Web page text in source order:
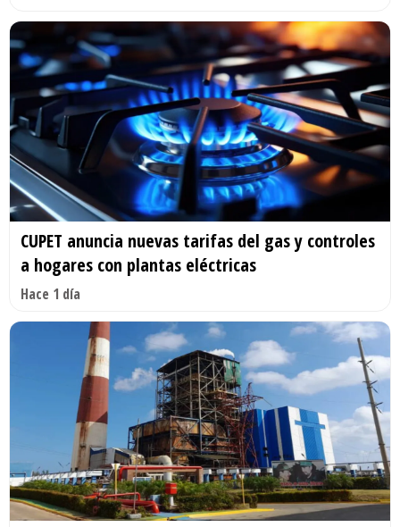
CUPET anuncia nuevas tarifas del gas y controles
a hogares con plantas eléctricas
Hace 1 día